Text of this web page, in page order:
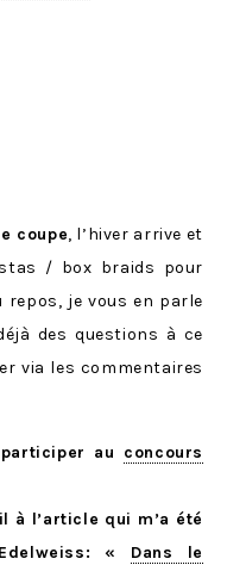
coupe, l’hiver arrive et
/ box braids pour
je vous en parle
des questions à ce
via les commentaires
au concours
à l’article qui m’a été
« Dans le